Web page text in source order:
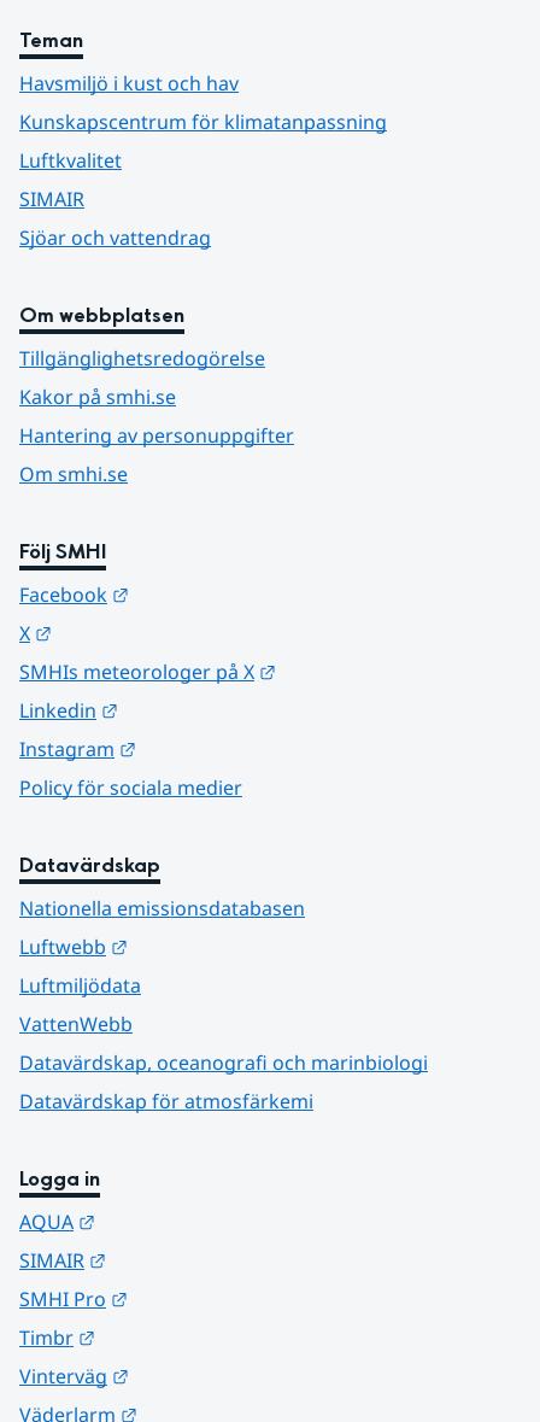
Teman
Havsmiljö i kust och hav
Kunskapscentrum för klimatanpassning
Luftkvalitet
SIMAIR
Sjöar och vattendrag
Om webbplatsen
Tillgänglighetsredogörelse
Kakor på smhi.se
Hantering av personuppgifter
Om smhi.se
Följ SMHI
Facebook
X
SMHIs meteorologer på X
Linkedin
Instagram
Policy för sociala medier
Datavärdskap
Nationella emissionsdatabasen
Luftwebb
Luftmiljödata
VattenWebb
Datavärdskap, oceanografi och marinbiologi
Datavärdskap för atmosfärkemi
Logga in
AQUA
SIMAIR
SMHI Pro
Timbr
Vinterväg
Väderlarm